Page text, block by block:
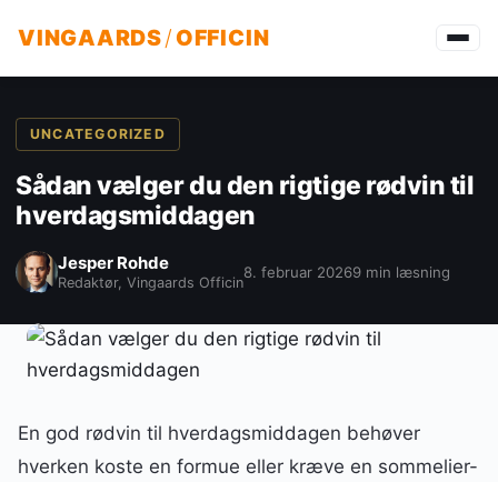
VINGAARDS/OFFICIN
UNCATEGORIZED
Sådan vælger du den rigtige rødvin til
hverdagsmiddagen
Jesper Rohde
Redaktør, Vingaards Officin
8. februar 20269 min læsning
En god rødvin til hverdagsmiddagen behøver
hverken koste en formue eller kræve en sommelier-